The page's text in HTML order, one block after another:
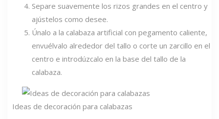
Separe suavemente los rizos grandes en el centro y
ajústelos como desee.
Únalo a la calabaza artificial con pegamento caliente,
envuélvalo alrededor del tallo o corte un zarcillo en el
centro e introdúzcalo en la base del tallo de la
calabaza.
Ideas de decoración para calabazas